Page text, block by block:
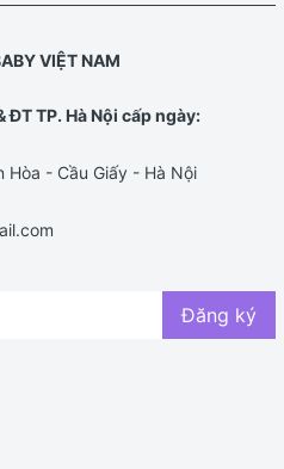
VIỆT NAM
ĐT TP. Hà Nội cấp ngày:
Hòa - Cầu Giấy - Hà Nội
Đăng ký